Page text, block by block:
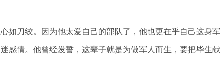
如刀绞。因为他太爱自己的部队了，他也更在乎自己这身军
感情。他曾经发誓，这辈子就是为做军人而生，要把毕生献